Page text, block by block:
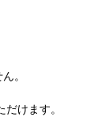
。
けます。